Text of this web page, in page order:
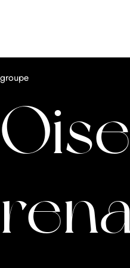
groupe